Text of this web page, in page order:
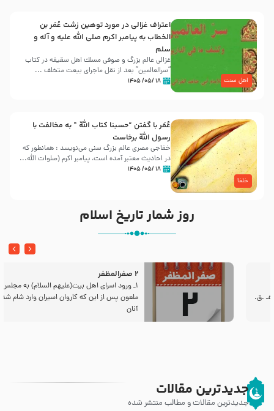
اهل سنت
اعتراف غزالی در مورد توهین زشت عُمَر بن
الخطاب به پیامبر اکرم صلی الله علیه و آله و
سلم
غزالی عالم بزرگ و صوفی مسلك اهل سقيفه در کتاب
“سرالعالمین” بعد از نقل ماجرای بیعت متخلف ...
۱۸ /۰۵/ ۱۴۰۵
خلفا
عُمَر با گفتن “حسبنا كتاب اللّه ” به مخالفت با
رسول اللّه برخاست
خفاجی مصری عالم بزرگ سنی می‌نویسد : همانطور که
در احادیث معتبر آمده است، پیامبر اکرم (صلوات اللّه...
۱۸ /۰۵/ ۱۴۰۵
روز شمار تاریخ اسلام
2 صفرالمظفر
1ـ ورود اسراى اهل بیت‌(علیهم السلام) به مجلس یزید
ملعون پس از این كه كاروان اسیران وارد شام شدند،
جدیدترین مقالات
جدیدترین مقالات و مطالب منتشر شده